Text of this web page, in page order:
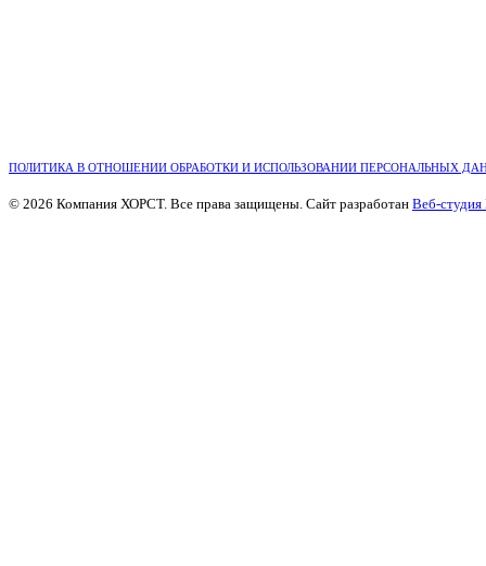
ПОЛИТИКА В ОТНОШЕНИИ ОБРАБОТКИ И ИСПОЛЬЗОВАНИИ ПЕРСОНАЛЬНЫХ
© 2026 Компания ХОРСТ. Все права защищены. Сайт разработан Веб-студия